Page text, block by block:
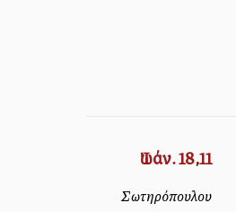
Ἰωάν. 18,11
Σωτηρόπουλου